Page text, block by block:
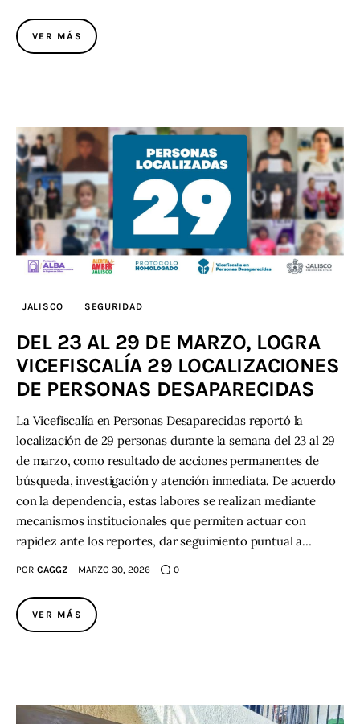
VER MÁS
JALISCO SEGURIDAD
DEL 23 AL 29 DE MARZO, LOGRA
VICEFISCALÍA 29 LOCALIZACIONES
DE PERSONAS DESAPARECIDAS
La Vicefiscalía en Personas Desaparecidas reportó la
localización de 29 personas durante la semana del 23 al 29
de marzo, como resultado de acciones permanentes de
búsqueda, investigación y atención inmediata. De acuerdo
con la dependencia, estas labores se realizan mediante
mecanismos institucionales que permiten actuar con
rapidez ante los reportes, dar seguimiento puntual a…
POR CAGGZ MARZO 30, 2026 0
VER MÁS